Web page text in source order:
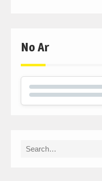
No Ar
Search